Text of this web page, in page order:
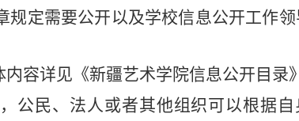
规定需要公开以及学校信息公开工作
容详见《新疆艺术学院信息公开目录
公民、法人或者其他组织可以根据自